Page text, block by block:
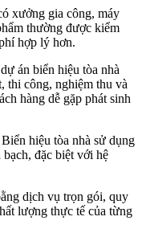
xưởng gia công, máy
thường được kiểm
hợp lý hơn.
án biển hiệu tòa nhà
thi công, nghiệm thu và
hàng dễ gặp phát sinh
hiệu tòa nhà sử dụng
đặc biệt với hệ
dịch vụ trọn gói, quy
lượng thực tế của từng